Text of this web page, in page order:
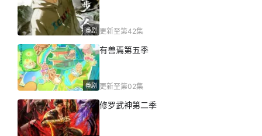
番剧 更新至第42集
番剧
有兽焉第五季
更新至第02集
修罗武神第二季